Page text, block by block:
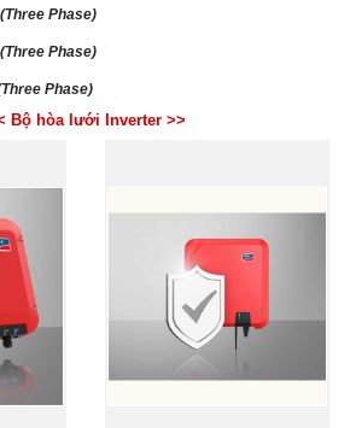
Phase)
Phase)
Phase)
Bộ hòa lưới Inverter >>